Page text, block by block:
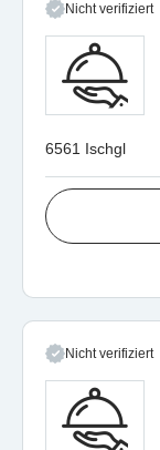
Nicht verifiziert
6561 Ischgl
Nicht verifiziert